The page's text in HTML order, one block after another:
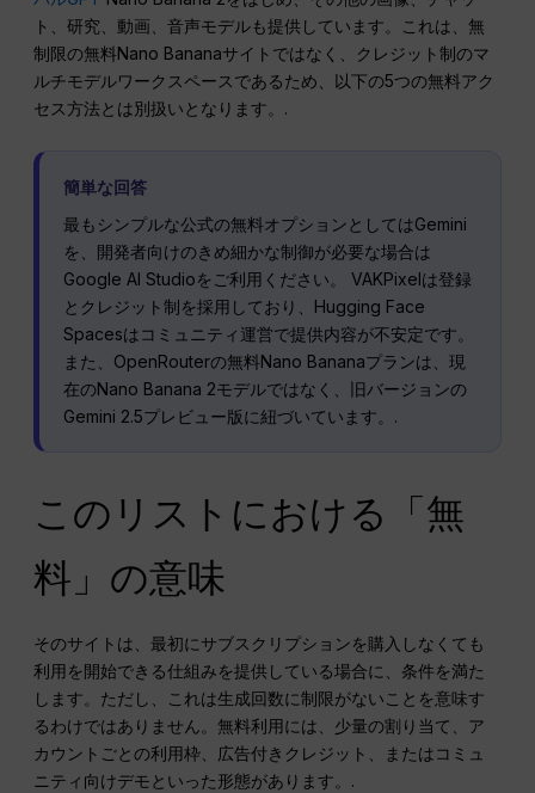
ト、研究、動画、音声モデルも提供しています。これは、無
制限の無料Nano Bananaサイトではなく、クレジット制のマ
ルチモデルワークスペースであるため、以下の5つの無料アク
セス方法とは別扱いとなります。.
簡単な回答
最もシンプルな公式の無料オプションとしてはGemini
を、開発者向けのきめ細かな制御が必要な場合は
Google AI Studioをご利用ください。 VAKPixelは登録
とクレジット制を採用しており、Hugging Face
Spacesはコミュニティ運営で提供内容が不安定です。
また、OpenRouterの無料Nano Bananaプランは、現
在のNano Banana 2モデルではなく、旧バージョンの
Gemini 2.5プレビュー版に紐づいています。.
このリストにおける「無
料」の意味
そのサイトは、最初にサブスクリプションを購入しなくても
利用を開始できる仕組みを提供している場合に、条件を満た
します。ただし、これは生成回数に制限がないことを意味す
るわけではありません。無料利用には、少量の割り当て、ア
カウントごとの利用枠、広告付きクレジット、またはコミュ
ニティ向けデモといった形態があります。.